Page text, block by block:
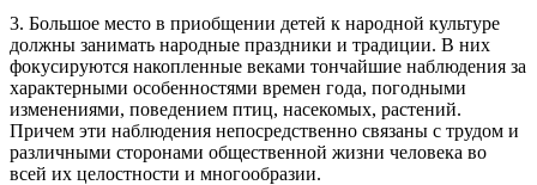
3. Большое место в приобщении детей к народной культуре
должны занимать народные праздники и традиции. В них
фокусируются накопленные веками тончайшие наблюдения за
характерными особенностями времен года, погодными
изменениями, поведением птиц, насекомых, растений.
Причем эти наблюдения непосредственно связаны с трудом и
различными сторонами общественной жизни человека во
всей их целостности и многообразии.